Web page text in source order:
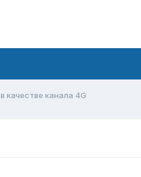
в качестве канала 4G